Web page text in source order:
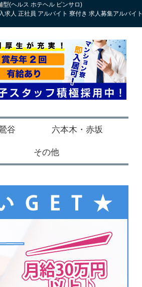
型(ヘルス ホテヘル ピンサロ)
人 正社員 アルバイト 寮付き 求人募集アルバイ
谷 六本木・赤坂
その他